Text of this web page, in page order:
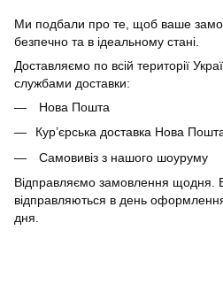
Ми подбали про те, щоб ваше
безпечно та в ідеальному стані.
Доставляємо по всій території
службами доставки:
Нова Пошта
Кур’єрська доставка Нова
Самовивіз з нашого шоуруму
Відправляємо замовлення щодня.
відправляються в день
дня.